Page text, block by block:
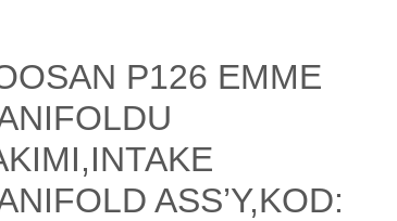
P126 EMME
ASS’Y,KOD: